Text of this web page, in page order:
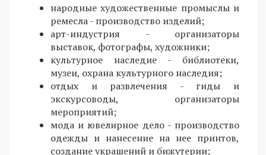
народные художественные промыслы и
ремесла - производство изделий;
арт-индустрия - организаторы
выставок, фотографы, художники;
культурное наследие - библиотеки,
музеи, охрана культурного наследия;
отдых и развлечения - гиды и
экскурсоводы, организаторы
мероприятий;
мода и ювелирное дело - производство
одежды и нанесение на нее принтов,
создание украшений и бижутерии;